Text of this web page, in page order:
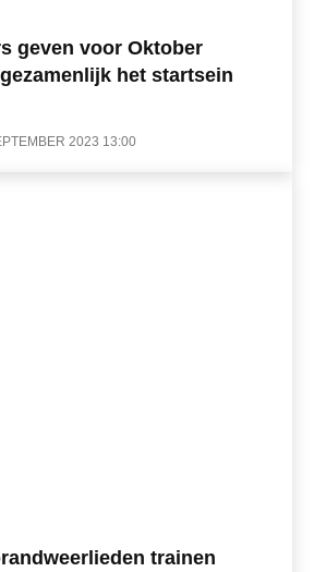
geven voor Oktober
het startsein
2023 13:00
trainen